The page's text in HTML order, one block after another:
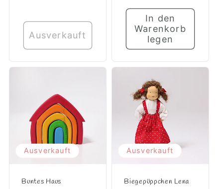
Ausverkauft
Preis
In den
Warenkorb
legen
Ausverkauft
Buntes Haus
Ausverkauft
Biegepüppchen Lena